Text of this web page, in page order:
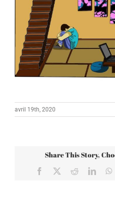
avril 19th, 2020
Share This Story,
Facebook Reddit